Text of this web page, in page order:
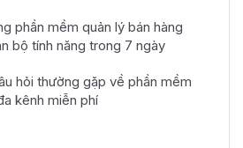
phần mềm quản lý bán hàng
bộ tính năng trong 7 ngày
hỏi thường gặp về phần mềm
kênh miễn phí